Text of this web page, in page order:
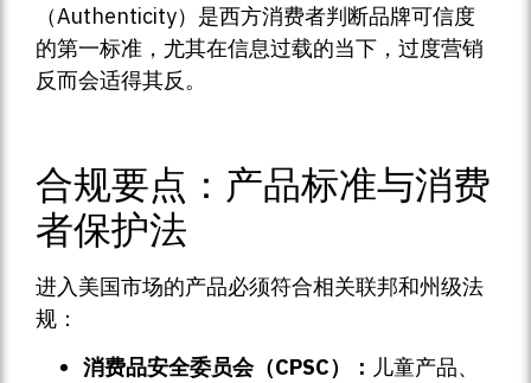
（Authenticity）是西方消费者判断品牌可信度
的第一标准，尤其在信息过载的当下，过度营销
反而会适得其反。
合规要点：产品标准与消费
者保护法
进入美国市场的产品必须符合相关联邦和州级法
规：
消费品安全委员会（CPSC）： 儿童产品、